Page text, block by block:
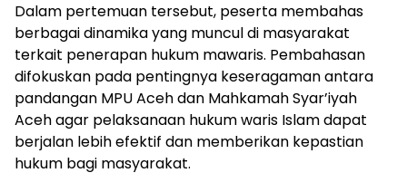
Dalam pertemuan tersebut, peserta membahas
berbagai dinamika yang muncul di masyarakat
terkait penerapan hukum mawaris. Pembahasan
difokuskan pada pentingnya keseragaman antara
pandangan MPU Aceh dan Mahkamah Syar’iyah
Aceh agar pelaksanaan hukum waris Islam dapat
berjalan lebih efektif dan memberikan kepastian
hukum bagi masyarakat.